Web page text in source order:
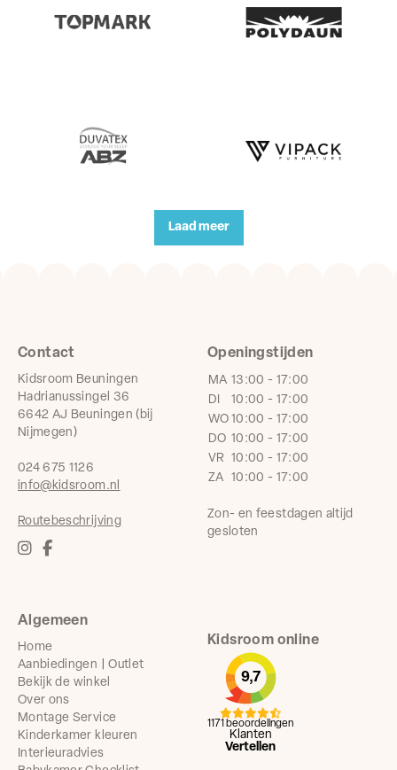
Laad meer
Algemeen
Home
Aanbiedingen | Outlet
Bekijk de winkel
Over ons
Montage Service
Kinderkamer kleuren
Interieuradvies
Contact
Kidsroom Beuningen
Hadrianussingel 36
6642 AJ Beuningen (bij
Nijmegen)
024 675 1126
info@kidsroom.nl
Routebeschrijving
Openingstijden
MA 13:00 - 17:00
DI
10:00 - 17:00
WO 10:00 - 17:00
DO 10:00 - 17:00
VR 10:00 - 17:00
ZA 10:00 - 17:00
Zon- en feestdagen altijd
gesloten
Kidsroom online
9,7
Klanten
Vertellen
1171 beoordelingen